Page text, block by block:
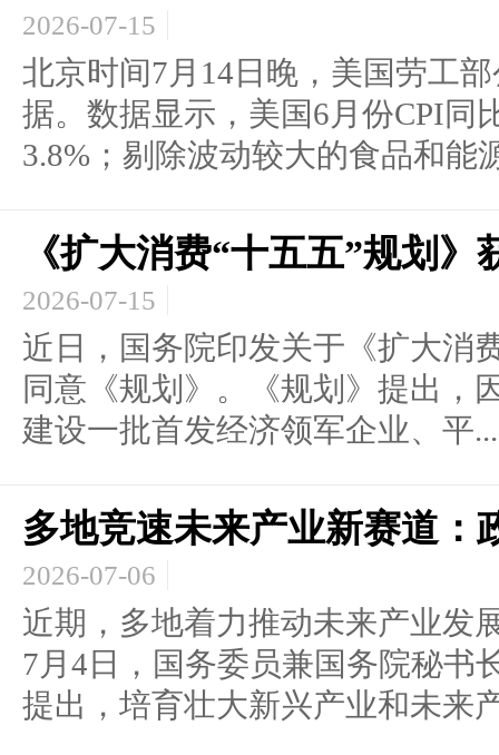
2026-07-15
北京时间7月14日晚，美国劳工
据。数据显示，美国6月份CPI同
3.8%；剔除波动较大的食品和能
《扩大消费“十五五”规划
2026-07-15
近日，国务院印发关于《扩大消
同意《规划》。《规划》提出，
建设一批首发经济领军企业、平...
多地竞速未来产业新赛道：
2026-07-06
近期，多地着力推动未来产业发
7月4日，国务委员兼国务院秘书
提出，培育壮大新兴产业和未来